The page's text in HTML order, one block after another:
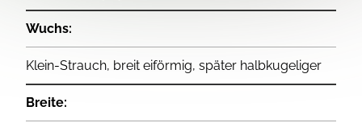
Wuchs:
Klein-Strauch, breit eiförmig, später halbkugeliger
Breite: